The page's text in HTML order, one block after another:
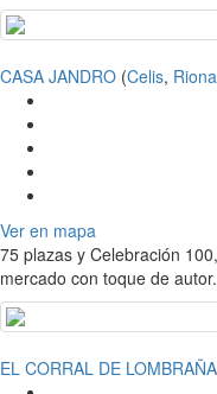
CASA JANDRO (Celis,
Ver en mapa
75 plazas y Celebración
mercado con toque de autor.
EL CORRAL DE LOMBRAÑA